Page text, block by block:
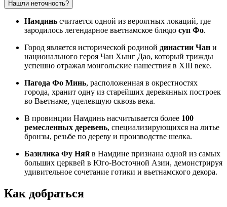
Нашли неточность?
Намдинь считается одной из вероятных локаций, где
зародилось легендарное вьетнамское блюдо суп Фо.
Город является исторической родиной династии Чан и
национального героя Чан Хынг Дао, который трижды
успешно отражал монгольские нашествия в XIII веке.
Пагода Фо Минь, расположенная в окрестностях
города, хранит одну из старейших деревянных построек
во Вьетнаме, уцелевшую сквозь века.
В провинции Намдинь насчитывается более 100
ремесленных деревень, специализирующихся на литье
бронзы, резьбе по дереву и производстве шелка.
Базилика Фу Няй в Намдине признана одной из самых
больших церквей в Юго-Восточной Азии, демонстрируя
удивительное сочетание готики и вьетнамского декора.
Как добраться